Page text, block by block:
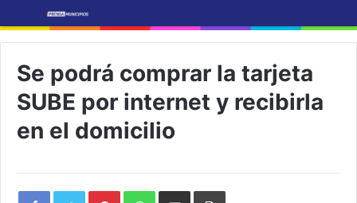
Se podrá comprar la tarjeta
SUBE por internet y recibirla
en el domicilio
PinterestWhatsAppShare Print